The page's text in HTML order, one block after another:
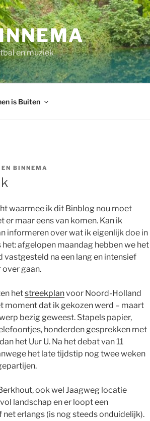
en muziek
is Buiten
BINNEMA
waarmee ik dit Binblog nou moet
er maar eens van komen. Kan ik
informeren over wat ik eigenlijk doe in
afgelopen maandag hebben we het
na een lang en intensief
over gaan.
hetstreekplanvoor Noord-Holland
moment dat ik gekozen werd – maart
bezig geweest. Stapels papier,
honderden gesprekken met
het Uur U. Na het debat van 11
het late tijdstip nog twee weken
ook wel Jaagweg locatie
landschap en er loopt een
erlangs (is nog steeds onduidelijk).